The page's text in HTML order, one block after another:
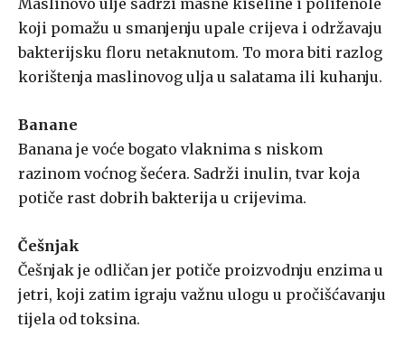
Maslinovo ulje sadrži masne kiseline i polifenole
koji pomažu u smanjenju upale crijeva i održavaju
bakterijsku floru netaknutom. To mora biti razlog
korištenja maslinovog ulja u salatama ili kuhanju.
Banane
Banana je voće bogato vlaknima s niskom
razinom voćnog šećera. Sadrži inulin, tvar koja
potiče rast dobrih bakterija u crijevima.
Češnjak
Češnjak je odličan jer potiče proizvodnju enzima u
jetri, koji zatim igraju važnu ulogu u pročišćavanju
tijela od toksina.